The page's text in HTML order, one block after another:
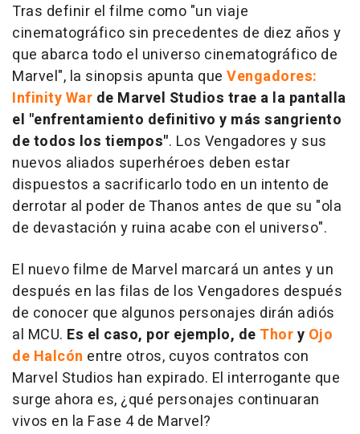
Tras definir el filme como "un viaje
cinematográfico sin precedentes de diez años y
que abarca todo el universo cinematográfico de
Marvel", la sinopsis apunta que Vengadores:
Infinity War de Marvel Studios trae a la pantalla
el "enfrentamiento definitivo y más sangriento
de todos los tiempos". Los Vengadores y sus
nuevos aliados superhéroes deben estar
dispuestos a sacrificarlo todo en un intento de
derrotar al poder de Thanos antes de que su "ola
de devastación y ruina acabe con el universo".
El nuevo filme de Marvel marcará un antes y un
después en las filas de los Vengadores después
de conocer que algunos personajes dirán adiós
al MCU. Es el caso, por ejemplo, de Thory Ojo
de Halcón entre otros, cuyos contratos con
Marvel Studios han expirado. El interrogante que
surge ahora es, ¿qué personajes continuaran
vivos en la Fase 4 de Marvel?